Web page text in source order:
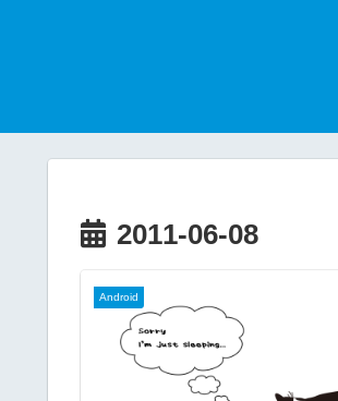
2011-06-08
Android